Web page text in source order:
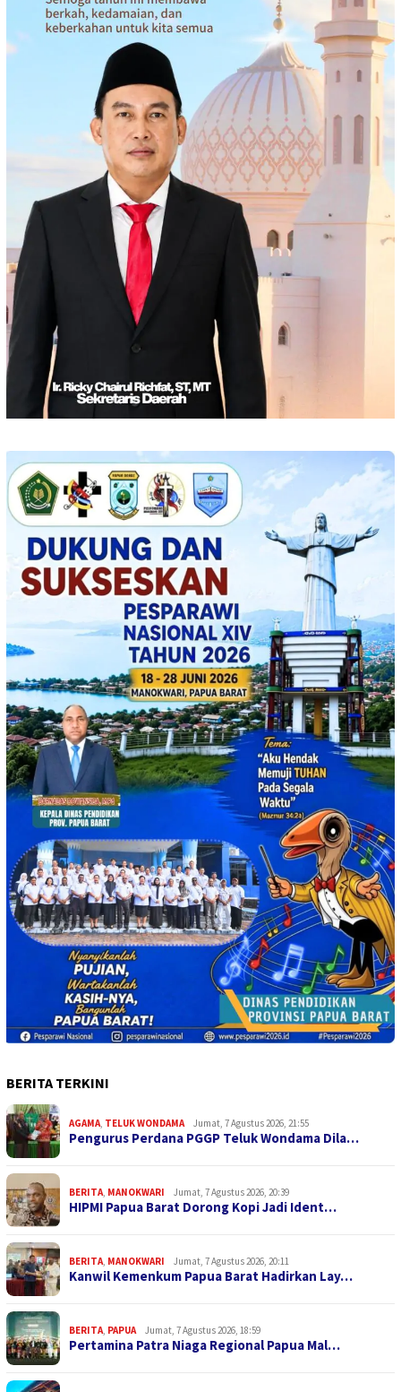
BERITA TERKINI
AGAMA, TELUK WONDAMA Jumat, 7 Agustus 2026, 21:55
Pengurus Perdana PGGP Teluk Wondama Dila…
BERITA, MANOKWARI Jumat, 7 Agustus 2026, 20:39
HIPMI Papua Barat Dorong Kopi Jadi Ident…
BERITA, MANOKWARI Jumat, 7 Agustus 2026, 20:11
Kanwil Kemenkum Papua Barat Hadirkan Lay…
BERITA, PAPUA Jumat, 7 Agustus 2026, 18:59
Pertamina Patra Niaga Regional Papua Mal…